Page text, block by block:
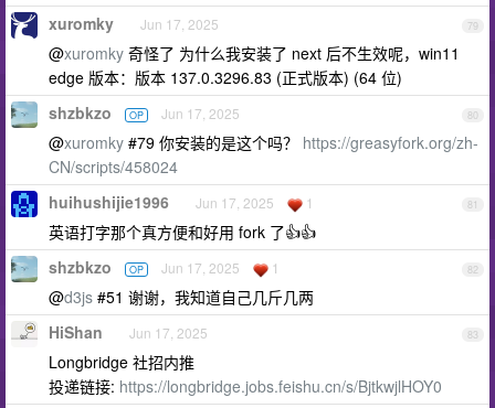
79
xuromky Jun 17, 2025
@xuromky 奇怪了 为什么我安装了 next 后不生效呢，win11
edge 版本：版本 137.0.3296.83 (正式版本) (64 位)
80
shzbkzo OP Jun 17, 2025
@xuromky #79 你安装的是这个吗？ https://greasyfork.org/zh-
CN/scripts/458024
81
huihushijie1996 Jun 17, 2025 1
英语打字那个真方便和好用 fork 了👍👍
82
shzbkzo OP Jun 17, 2025 1
@d3js #51 谢谢，我知道自己几斤几两
83
HiShan Jun 17, 2025
Longbridge 社招内推
投递链接: https://longbridge.jobs.feishu.cn/s/BjtkwjlHOY0